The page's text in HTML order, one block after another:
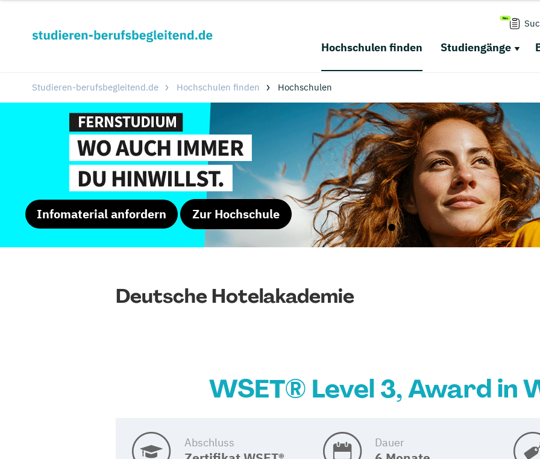
Hochschulen finden Studiengänge
Studieren-berufsbegleitend.de Hochschulen finden Hochschulen
Infomaterial anfordern Zur Hochschule
Deutsche Hotelakademie
WSET® Level 3, Award in
Abschluss Dauer